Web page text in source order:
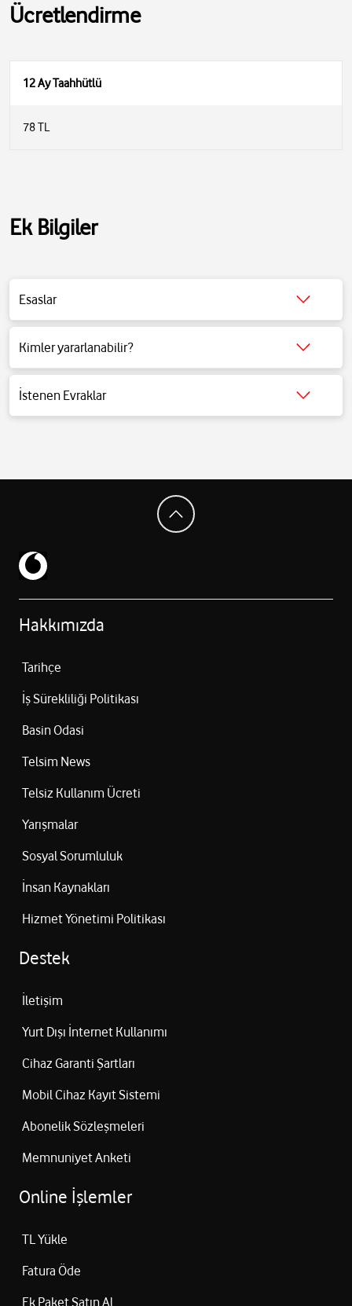
Ücretlendirme
12 Ay Taahhütlü
78 TL
Ek Bilgiler
Esaslar
Detaylı bilgi içintıklayınız.
Kimler yararlanabilir?
Detaylı bilgi içintıklayınız.
İstenen Evraklar
Detaylı bilgi içintıklayınız.
Hakkımızda
Tarihçe
İş Sürekliliği Politikası
Basin Odasi
Telsim News
Telsiz Kullanım Ücreti
Yarışmalar
Sosyal Sorumluluk
İnsan Kaynakları
Hizmet Yönetimi Politikası
Destek
İletişim
Yurt Dışı İnternet Kullanımı
Cihaz Garanti Şartları
Mobil Cihaz Kayıt Sistemi
Abonelik Sözleşmeleri
Memnuniyet Anketi
Online İşlemler
TL Yükle
Fatura Öde
Ek Paket Satın Al